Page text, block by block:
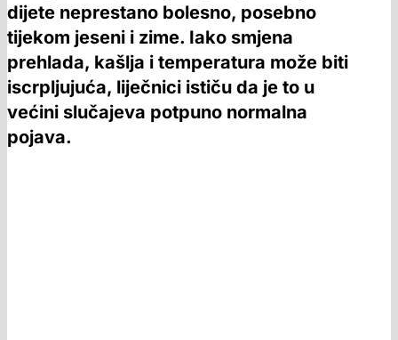
dijete neprestano bolesno, posebno
tijekom jeseni i zime. Iako smjena
prehlada, kašlja i temperatura može biti
iscrpljujuća, liječnici ističu da je to u
većini slučajeva potpuno normalna
pojava.